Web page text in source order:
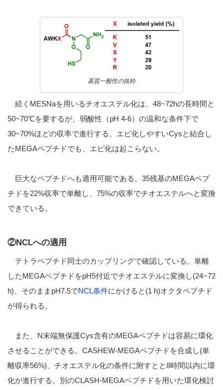
基質一般性の抜粋
続くMESNaを用いるチオエステル化は、48~72hの長時間と
50~70℃を要するが、弱酸性（pH 4-6）の温和な条件下で
30~70%ほどの収率で進行する。エピ化しやすいCysと結合し
たMEGAペプチドでも、エピ化は起こらない。
巨大なペプチドへも適用可能である。35残基のMEGAペプ
チドを22%収率で単離し、75%の収率でチオエステルへと変換
できている。
②NCLへの適用
テトラペプチド同士のカップリングで確認している。単離
したMEGAペプチドをpH5付近でチオエステルに変換し(24~72
h)、そのままpH7.5でNCL条件にかけると(1 h)オクタペプチド
が得られる。
また、N末端無保護Cys含有のMEGAペプチドは容易に環化
させることができる。CASHEW-MEGAペプチドを合成し(単
離収率56%)、チオエステル化の条件に附すとと8時間以内に環
化が進行する。別のCLASH-MEGAペプチドを用いた環化検討